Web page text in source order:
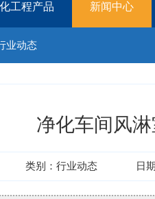
工程产品 新闻中心
业动态
净化车间风
类别：行业动态 日